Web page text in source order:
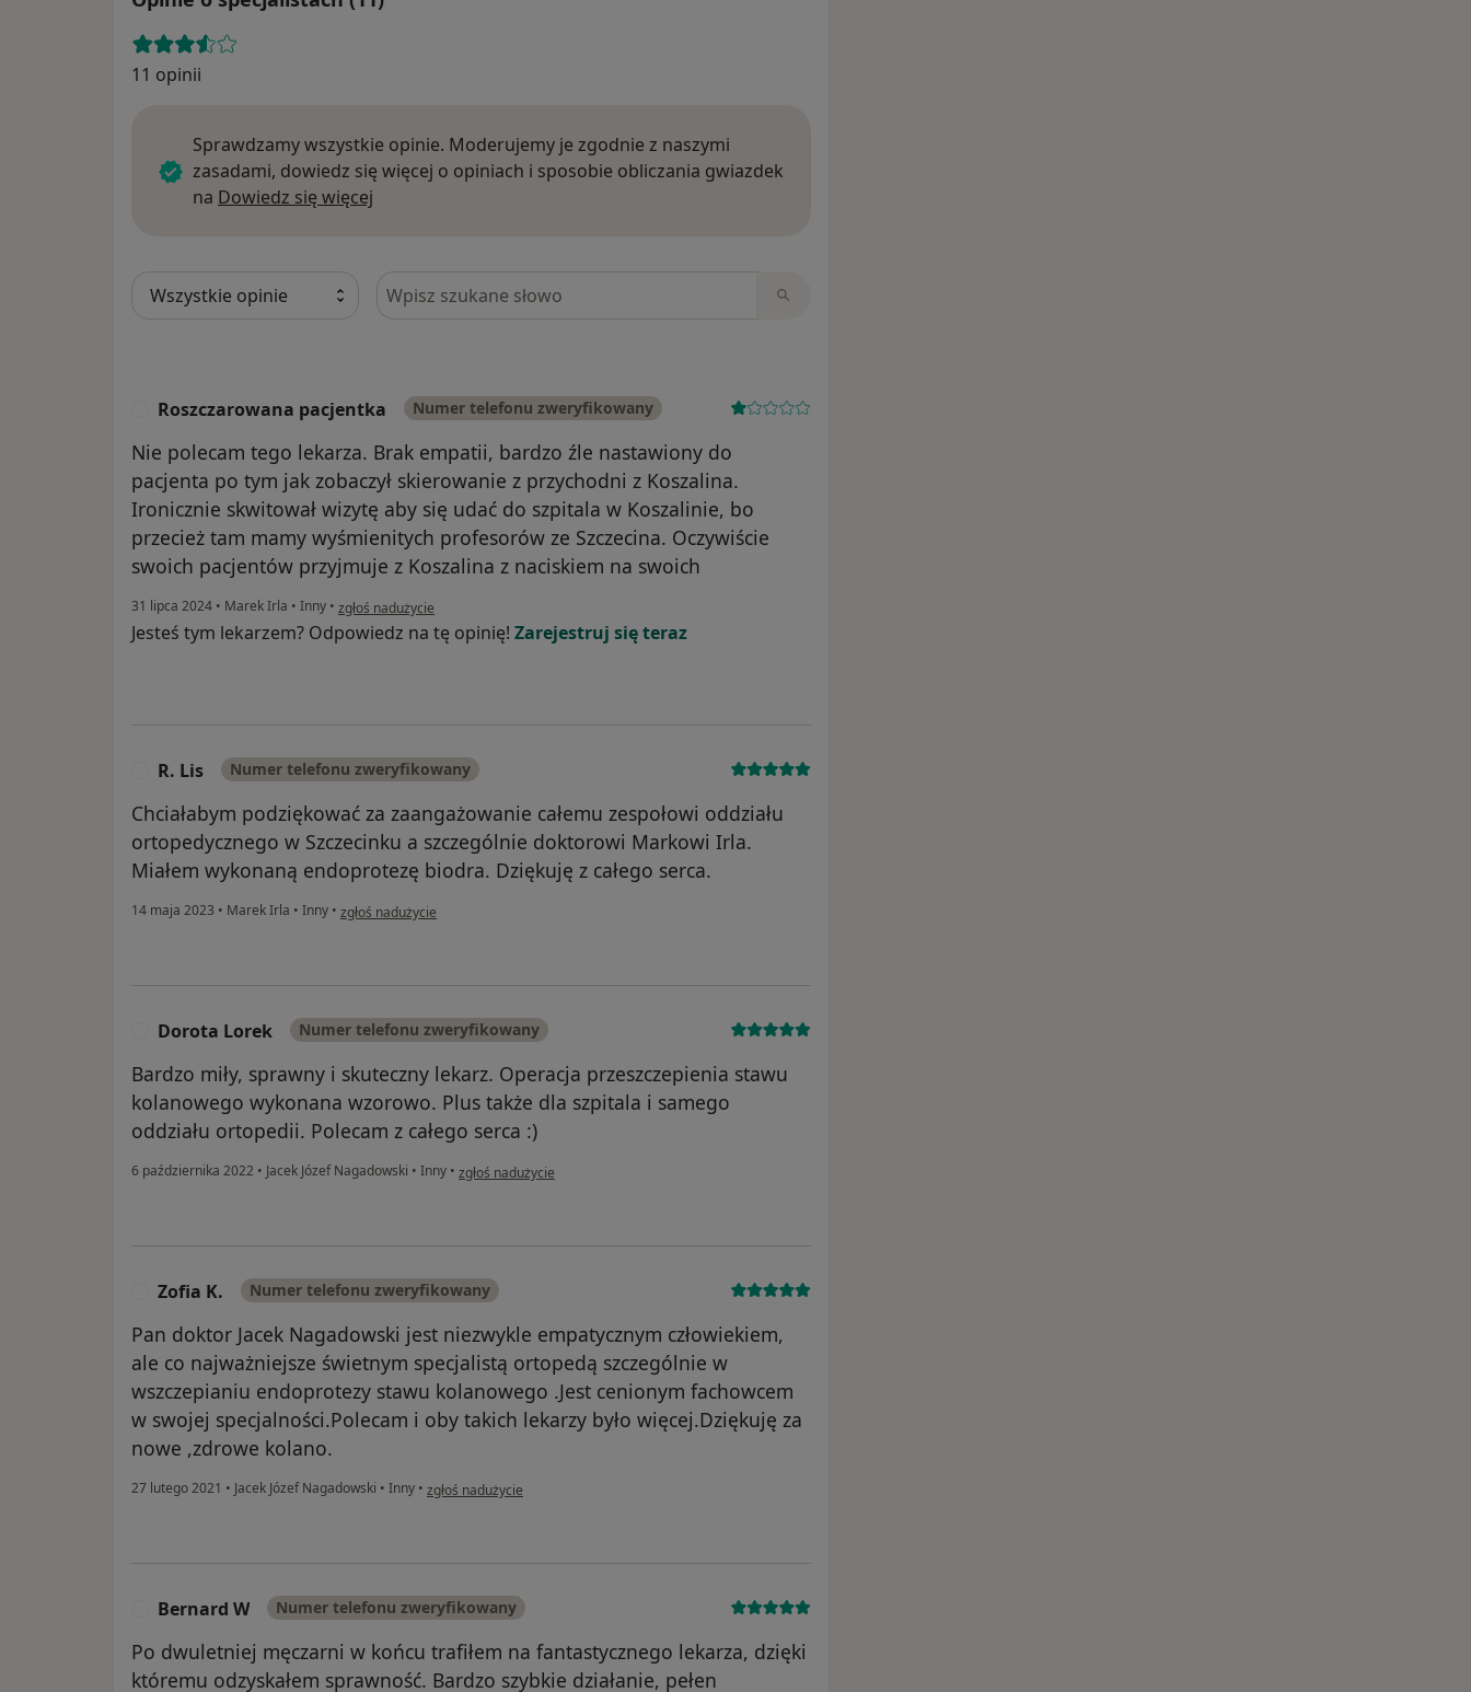
11 opinii
Sprawdzamy wszystkie opinie. Moderujemy je zgodnie z naszymi
zasadami, dowiedz się więcej o opiniach i sposobie obliczania gwiazdek
na Dowiedz się więcej
Szukaj w opiniach
Roszczarowana pacjentka Numer telefonu zweryfikowany
Nie polecam tego lekarza. Brak empatii, bardzo źle nastawiony do
pacjenta po tym jak zobaczył skierowanie z przychodni z Koszalina.
Ironicznie skwitował wizytę aby się udać do szpitala w Koszalinie, bo
przecież tam mamy wyśmienitych profesorów ze Szczecina. Oczywiście
swoich pacjentów przyjmuje z Koszalina z naciskiem na swoich
31 lipca 2024 • Marek Irla • Inny • w opinii użytkownika Roszczarowana pacjentka
zgłoś nadużycie
Jesteś tym lekarzem? Odpowiedz na tę opinię! Zarejestruj się teraz
R. Lis Numer telefonu zweryfikowany
Chciałabym podziękować za zaangażowanie całemu zespołowi oddziału
ortopedycznego w Szczecinku a szczególnie doktorowi Markowi Irla.
Miałem wykonaną endoprotezę biodra. Dziękuję z całego serca.
14 maja 2023 • Marek Irla • Inny • w opinii użytkownika R. Lis
zgłoś nadużycie
Dorota Lorek Numer telefonu zweryfikowany
Bardzo miły, sprawny i skuteczny lekarz. Operacja przeszczepienia stawu
kolanowego wykonana wzorowo. Plus także dla szpitala i samego
oddziału ortopedii. Polecam z całego serca :)
6 października 2022 • Jacek Józef Nagadowski • Inny • w opinii użytkownika Dorota Lorek
zgłoś nadużycie
Zofia K. Numer telefonu zweryfikowany
Pan doktor Jacek Nagadowski jest niezwykle empatycznym człowiekiem,
ale co najważniejsze świetnym specjalistą ortopedą szczególnie w
wszczepianiu endoprotezy stawu kolanowego .Jest cenionym fachowcem
w swojej specjalności.Polecam i oby takich lekarzy było więcej.Dziękuję za
nowe ,zdrowe kolano.
27 lutego 2021 • Jacek Józef Nagadowski • Inny • w opinii użytkownika Zofia K.
zgłoś nadużycie
Bernard W Numer telefonu zweryfikowany
Po dwuletniej męczarni w końcu trafiłem na fantastycznego lekarza, dzięki
któremu odzyskałem sprawność. Bardzo szybkie działanie, pełen